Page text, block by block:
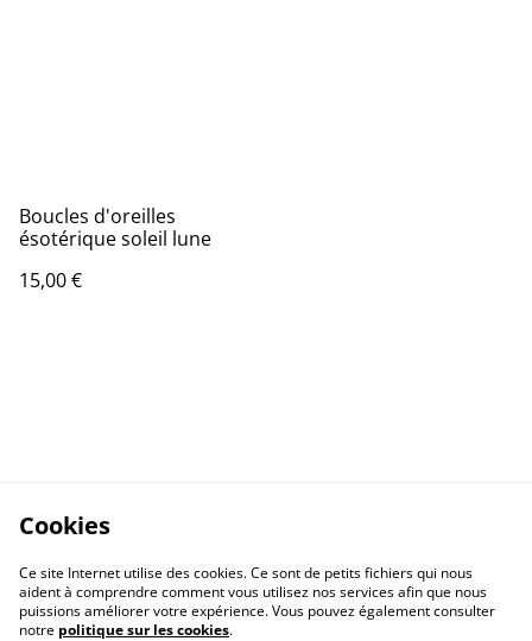
Boucles d'oreilles
ésotérique soleil lune
15,00 €
Cookies
Ce site Internet utilise des cookies. Ce sont de petits fichiers qui nous
aident à comprendre comment vous utilisez nos services afin que nous
puissions améliorer votre expérience. Vous pouvez également consulter
notre politique sur les cookies.